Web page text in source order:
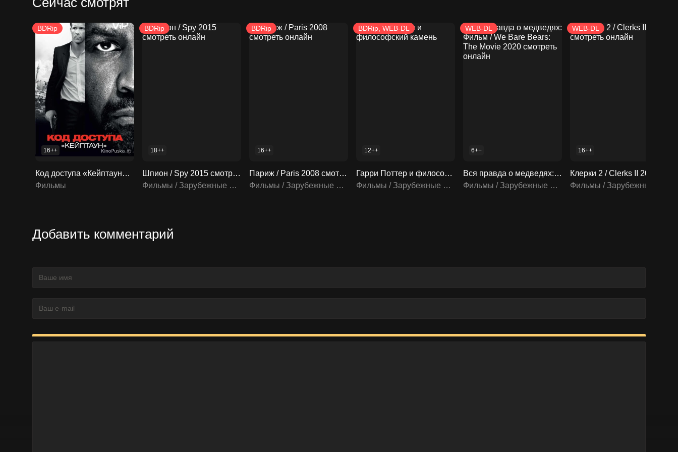
BDRip
16++
Код доступа «Кейптаун» / Safe House 2012 смотреть онлайн
Фильмы
BDRip
18++
Шпион / Spy 2015 смотреть онлайн
Фильмы / Зарубежные фильмы
BDRip
16++
Париж / Paris 2008 смотреть онлайн
Фильмы / Зарубежные фильмы
BDRip, WEB-DL
12++
Гарри Поттер и философский камень
Фильмы / Зарубежные фильмы
WEB-DL
6++
Вся правда о медведях: Фильм / We Bare Bears: The Movie 2020 смотреть онлайн
Фильмы / Зарубежные фильмы
WEB-DL
16++
Добавить комментарий